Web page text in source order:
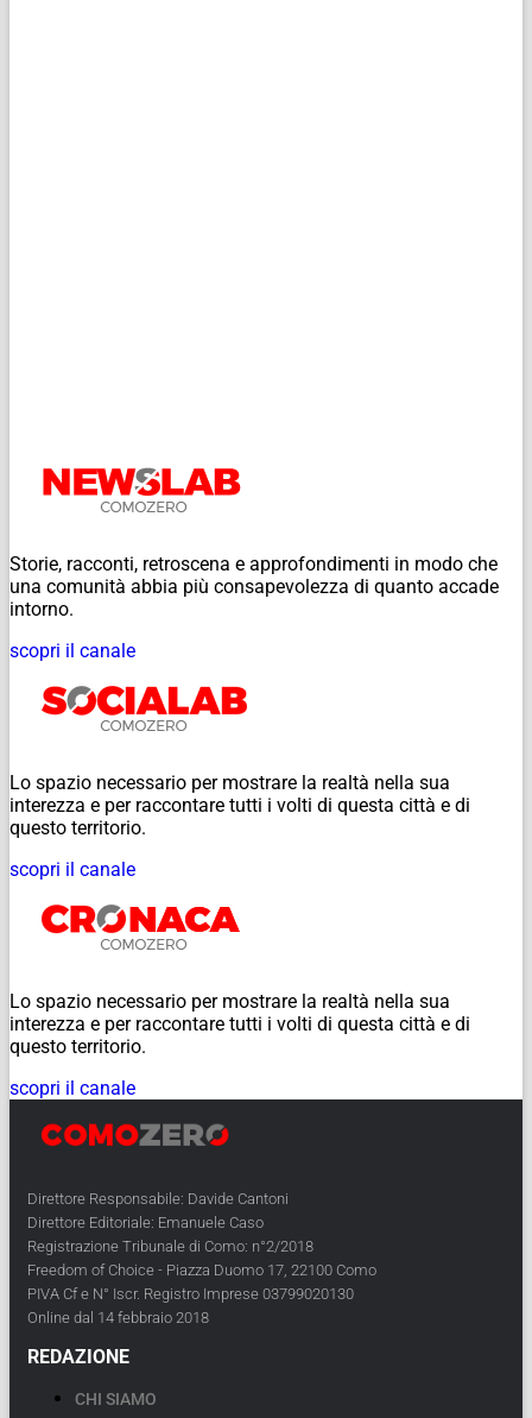
Storie, racconti, retroscena e approfondimenti in modo che
una comunità abbia più consapevolezza di quanto accade
intorno.
scopri il canale
Lo spazio necessario per mostrare la realtà nella sua
interezza e per raccontare tutti i volti di questa città e di
questo territorio.
scopri il canale
Lo spazio necessario per mostrare la realtà nella sua
interezza e per raccontare tutti i volti di questa città e di
questo territorio.
scopri il canale
Direttore Responsabile: Davide Cantoni
Direttore Editoriale: Emanuele Caso
Registrazione Tribunale di Como: n°2/2018
Freedom of Choice - Piazza Duomo 17, 22100 Como
PIVA Cf e N° Iscr. Registro Imprese 03799020130
Online dal 14 febbraio 2018
REDAZIONE
CHI SIAMO